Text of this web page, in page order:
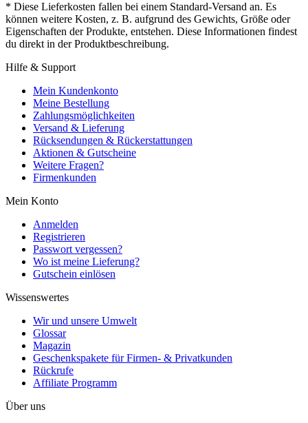
* Diese Lieferkosten fallen bei einem Standard-Versand an. Es
können weitere Kosten, z. B. aufgrund des Gewichts, Größe oder
Eigenschaften der Produkte, entstehen. Diese Informationen findest
du direkt in der Produktbeschreibung.
Hilfe & Support
Mein Kundenkonto
Meine Bestellung
Zahlungsmöglichkeiten
Versand & Lieferung
Rücksendungen & Rückerstattungen
Aktionen & Gutscheine
Weitere Fragen?
Firmenkunden
Mein Konto
Anmelden
Registrieren
Passwort vergessen?
Wo ist meine Lieferung?
Gutschein einlösen
Wissenswertes
Wir und unsere Umwelt
Glossar
Magazin
Geschenkspakete für Firmen- & Privatkunden
Rückrufe
Affiliate Programm
Über uns